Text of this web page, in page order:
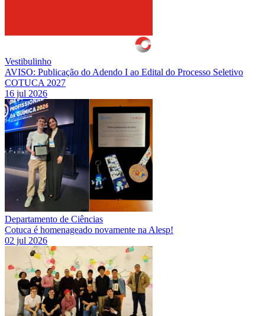
Vestibulinho
AVISO: Publicação do Adendo I ao Edital do Processo Seletivo
COTUCA 2027
16 jul 2026
Departamento de Ciências
Cotuca é homenageado novamente na Alesp!
02 jul 2026